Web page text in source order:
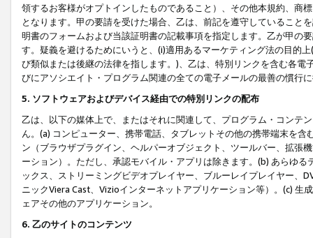
領するお客様がオプトインしたものであること）、その他本規約、商
となります。甲の要請を受けた場合、乙は、前記を遵守していること
明書のフォームおよび当該証明書の記載事項を指定します。乙が甲の
す。疑義を避けるためにいうと、(i)適用あるマーケティング法の目的
び類似または後継の法律を指します。)、乙は、特別リンクを含む各
びにアソシエイト・プログラム関連の全ての電子メールの最善の慣行
5. ソフトウェアおよびデバイス経由での特別リンクの配布
乙は、以下の媒体上で、またはそれに関連して、プログラム・コンテ
ん。(a) コンピューター、携帯電話、タブレットその他の携帯端末を
ン（ブラウザプラグイン、ヘルパーオブジェクト、ツールバー、拡張
ーション）。ただし、承認モバイル・アプリは除きます。(b) あらゆ
ックス、ストリーミングビデオプレイヤー、ブルーレイプレイヤー、
ニックViera Cast、Vizioインターネットアプリケーション等）。(c)
ェアその他のアプリケーション。
6. 乙のサイトのコンテンツ